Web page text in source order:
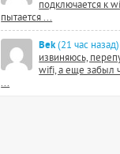
подключается к
пытается ...
Bek(21 час
извиняюсь,
wifi, а еще забыл
...